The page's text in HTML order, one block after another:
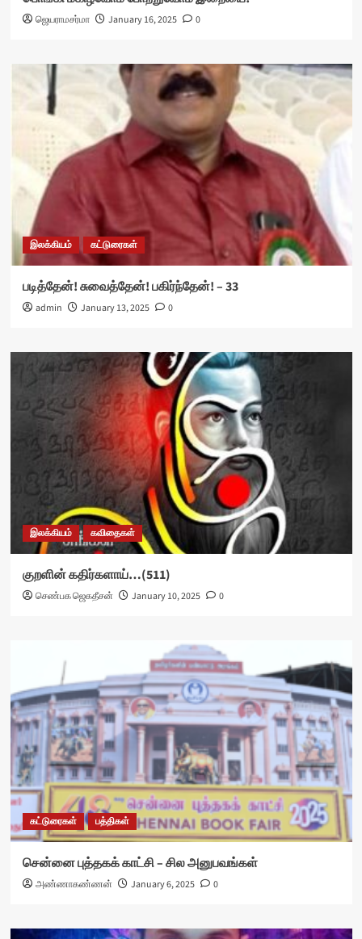
ஜெயராமசர்மா January 16, 2025 0
இலக்கியம் கட்டுரைகள்
படித்தேன்! சுவைத்தேன்! பகிர்ந்தேன்! – 33
admin January 13, 2025 0
இலக்கியம் கவிதைகள்
குறளின் கதிர்களாய்…(511)
செண்பக ஜெகதீசன் January 10, 2025 0
கட்டுரைகள் பத்திகள்
சென்னை புத்தகக் காட்சி – சில அனுபவங்கள்
அண்ணாகண்ணன் January 6, 2025 0